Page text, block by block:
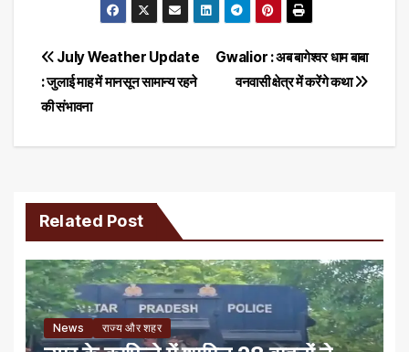
Post
navigation
Gwalior : अब बागेश्वर धाम बाबा
वनवासी क्षेत्र में करेंगे कथा
July Weather Update
: जुलाई माह में मानसून सामान्य रहने
की संभावना
Related Post
News राज्य और शहर